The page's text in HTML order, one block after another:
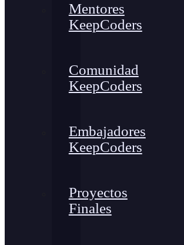
Mentores
KeepCoders
Comunidad
KeepCoders
Embajadores
KeepCoders
Proyectos
Finales